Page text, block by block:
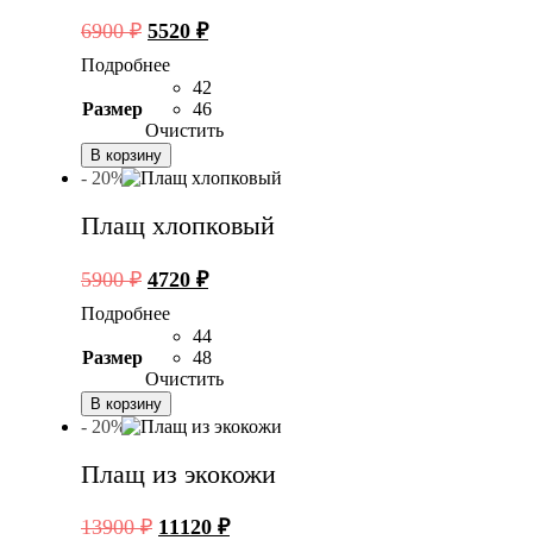
6900₽ Первоначальная
составляла
6900 ₽.
5520 ₽Текущая
5520 ₽.
Подробнее
Размер
42
46
Очистить
В корзину
- 20%
Плащ хлопковый
5900₽ Первоначальная
составляла
5900 ₽.
4720 ₽Текущая
4720 ₽.
Подробнее
Размер
44
48
Очистить
В корзину
- 20%
Плащ из экокожи
13900₽ Первоначальная
11120 ₽Текущая